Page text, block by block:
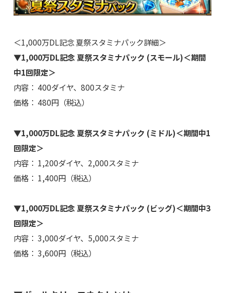
＜1,000万DL記念 夏祭スタミナパック詳細＞
▼1,000万DL記念 夏祭スタミナパック (スモール)＜期間
中1回限定＞
内容： 400ダイヤ、800スタミナ
価格： 480円（税込）
▼1,000万DL記念 夏祭スタミナパック (ミドル)＜期間中1
回限定＞
内容： 1,200ダイヤ、2,000スタミナ
価格： 1,400円（税込）
▼1,000万DL記念 夏祭スタミナパック (ビッグ)＜期間中3
回限定＞
内容： 3,000ダイヤ、5,000スタミナ
価格： 3,600円（税込）